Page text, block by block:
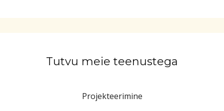
Tutvu meie teenustega
Projekteerimine